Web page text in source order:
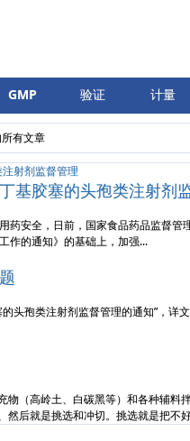
GMP 验证 计量
有文章
基胶塞的头孢类注射剂
安全，日前，国家食品药品监督
作的通知》的基础上，加强...
孢类注射剂监督管理的通知”，
高岭土、白碳黑等）和各种辅料
就是挑选和冲切。挑选就是把不